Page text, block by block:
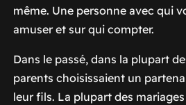
même. Une personne avec qui
amuser et sur qui compter.
Dans le passé, dans la plupart
parents choisissaient un
leur fils. La plupart des